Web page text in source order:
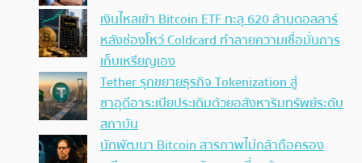
เงินไหลเข้า Bitcoin ETF ทะลุ 620 ล้านดอลลาร์
หลังช่องโหว่ Coldcard ทำลายความเชื่อมั่นการ
เก็บเหรียญเอง
Tether รุกขยายธุรกิจ Tokenization สู่
ซาอุดีอาระเบียประเดิมด้วยอสังหาริมทรัพย์ระดับ
สถาบัน
นักพัฒนา Bitcoin สารภาพไม่กล้าถือครอง